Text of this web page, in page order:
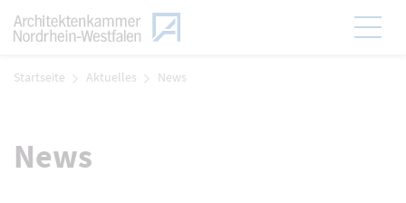
Zum Menü
Startseite Aktuelles News
News